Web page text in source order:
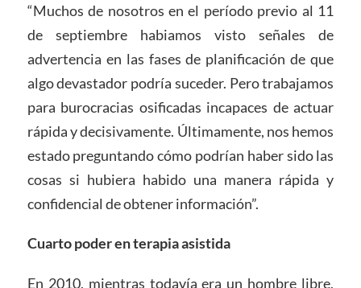
“Muchos de nosotros en el período previo al 11
de septiembre habiamos visto señales de
advertencia en las fases de planificación de que
algo devastador podría suceder. Pero trabajamos
para burocracias osificadas incapaces de actuar
rápida y decisivamente. Últimamente, nos hemos
estado preguntando cómo podrían haber sido las
cosas si hubiera habido una manera rápida y
confidencial de obtener información”.
Cuarto poder en terapia asistida
En 2010, mientras todavía era un hombre libre,